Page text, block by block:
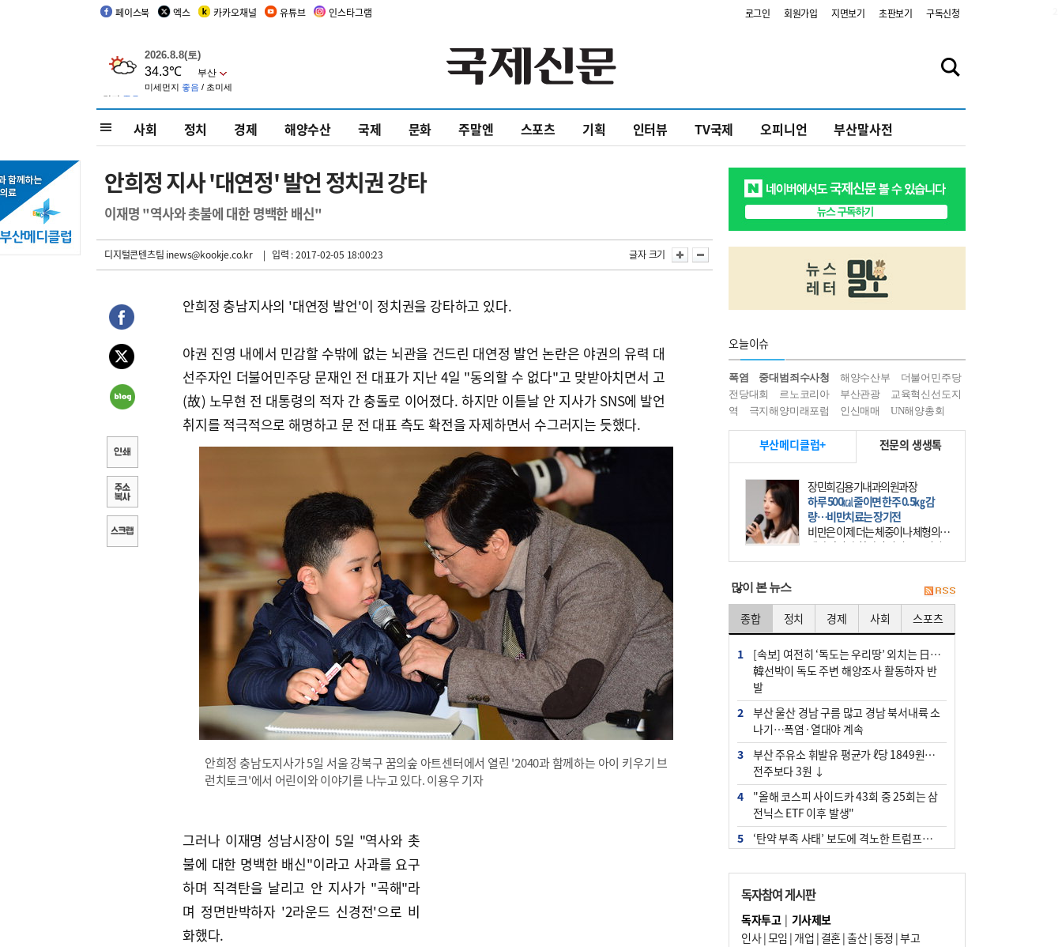
페이스북 엑스 카카오채널 유튜브 인스타그램 로그인 회원가입 지면보기 초판보기 구독신청
사회 정치 경제 해양수산 국제 문화 주말엔 스포츠 기획 인터뷰 TV국제 오피니언 부산말사전
안희정 지사 '대연정' 발언 정치권 강타
이재명 "역사와 촛불에 대한 명백한 배신"
디지털콘텐츠팀 inews@kookje.co.kr | 입력 : 2017-02-05 18:00:23 글자 크기
안희정 충남지사의 '대연정 발언'이 정치권을 강타하고 있다.
야권 진영 내에서 민감할 수밖에 없는 뇌관을 건드린 대연정 발언 논란은 야권의 유력 대
선주자인 더불어민주당 문재인 전 대표가 지난 4일 "동의할 수 없다"고 맞받아치면서 고
(故) 노무현 전 대통령의 적자 간 충돌로 이어졌다. 하지만 이튿날 안 지사가 SNS에 발언
취지를 적극적으로 해명하고 문 전 대표 측도 확전을 자제하면서 수그러지는 듯했다.
안희정 충남도지사가 5일 서울 강북구 꿈의숲 아트센터에서 열린 '2040과 함께하는 아이 키우기 브
런치토크'에서 어린이와 이야기를 나누고 있다. 이용우 기자
그러나 이재명 성남시장이 5일 "역사와 촛
불에 대한 명백한 배신"이라고 사과를 요구
하며 직격탄을 날리고 안 지사가 "곡해"라
며 정면반박하자 '2라운드 신경전'으로 비
화했다.
오늘이슈
폭염 중대범죄수사청 해양수산부
더불어민주당
전당대회
르노코리아 부산관광
교육혁신선도지
역
극지해양미래포럼 인신매매 UN해양총회
부산메디클럽+ 전문의 생생톡
장민희김용기내과의원과장
하루 500㎉ 줄이면 한주 0.5㎏ 감
량…비만치료는 장기전
비만은 이제 더는 체중이나 체형의 문
제가 아니다. 하나의 질병으로 인지
하고 치료와 관리를 해야 한다. 세계
많이 본 뉴스
종합 정치 경제 사회 스포츠
1
[속보] 여전히 ‘독도는 우리땅’ 외치는 日…
韓선박이 독도 주변 해양조사 활동하자 반
발
2
부산 울산 경남 구름 많고 경남 북서내륙 소
나기…폭염·열대야 계속
3
부산 주유소 휘발유 평균가 ℓ당 1849원…
전주보다 3원 ↓
4
"올해 코스피 사이드카 43회 중 25회는 삼
전닉스 ETF 이후 발생"
5
‘탄약 부족 사태’ 보도에 격노한 트럼프…
과…“현재는 부적절 행위 없어”
7
부산 앞바다에 기름 425ℓ 유출한 러시아 화
물선 적발
독자참여 게시판
독자투고| 기사제보
인사|모임 | 개업 | 결혼|출산|동정 |부고